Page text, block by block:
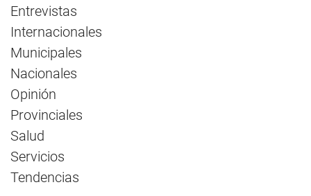
Entrevistas
Internacionales
Municipales
Nacionales
Opinión
Provinciales
Salud
Servicios
Tendencias